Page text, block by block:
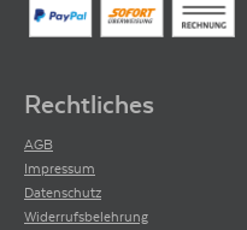
Rechtliches
AGB
Impressum
Datenschutz
Widerrufsbelehrung